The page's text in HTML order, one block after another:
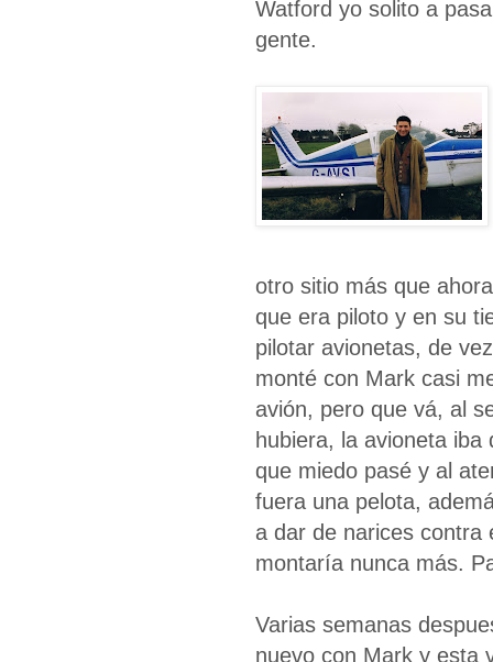
Watford yo solito a
gente.
otro sitio más que
que era piloto y en su
pilotar avionetas, de
monté con Mark casi
avión, pero que vá, al
hubiera, la avioneta
que miedo pasé y al
fuera una pelota,
a dar de narices contra
montaría nunca más.
Varias semanas
nuevo con Mark y esta